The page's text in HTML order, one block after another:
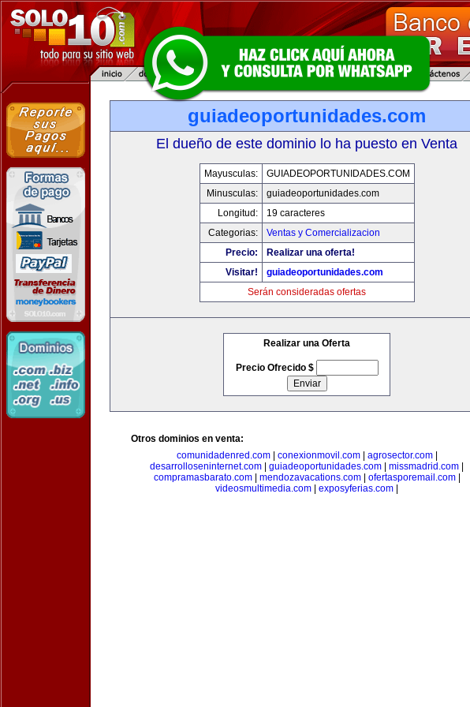
guiadeoportunidades.com
El dueño de este dominio lo ha puesto en Venta
Mayusculas:
GUIADEOPORTUNIDADES.COM
Minusculas:
guiadeoportunidades.com
Longitud:
19 caracteres
Categorias:
Ventas y Comercializacion
Precio:
Realizar una oferta!
Visitar!
guiadeoportunidades.com
Serán consideradas ofertas
Realizar una Oferta
Precio Ofrecido $
Otros dominios en venta:
comunidadenred.com| conexionmovil.com| agrosector.com|
desarrolloseninternet.com
guiadeoportunidades.com missmadrid.com
compramasbarato.com| mendozavacations.com| ofertasporemail.com|
videosmultimedia.com
exposyferias.com